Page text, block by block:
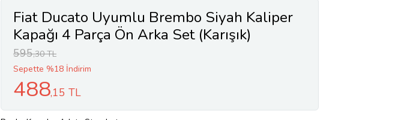
Fiat Ducato Uyumlu Brembo Siyah Kaliper
Kapağı 4 Parça Ön Arka Set (Karışık)
595,30 TL
Sepette %18 İndirim
488,15 TL